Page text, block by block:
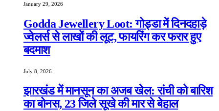
January 29, 2026
Godda Jewellery Loot: गोड्डा में दिनदहाड़े
ज्वेलर्स से लाखों की लूट, फायरिंग कर फरार हुए
बदमाश
July 8, 2026
झारखंड में मानसून का अजब खेल: रांची को बारिश
का बोनस, 23 जिले सूखे की मार से बेहाल